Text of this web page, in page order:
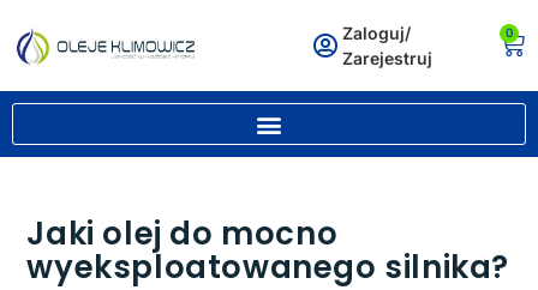
Zaloguj/
Zarejestruj
0
Jaki olej do mocno
wyeksploatowanego silnika?